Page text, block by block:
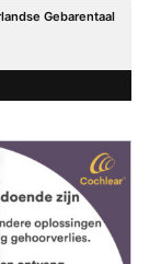
Gebarentaal